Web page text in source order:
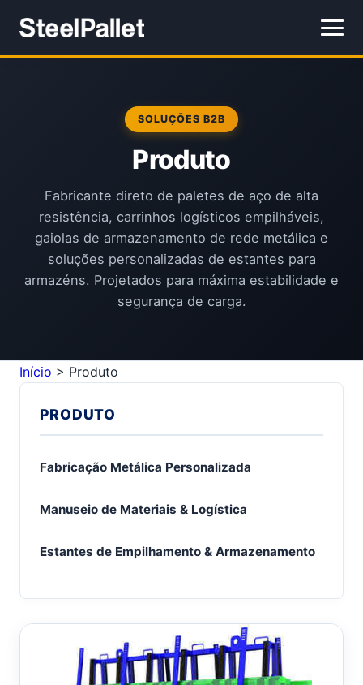
SOLUÇÕES B2B
Produto
Fabricante direto de paletes de aço de alta
resistência, carrinhos logísticos empilháveis,
gaiolas de armazenamento de rede metálica e
soluções personalizadas de estantes para
armazéns. Projetados para máxima estabilidade e
segurança de carga.
Início > Produto
PRODUTO
Fabricação Metálica Personalizada
Manuseio de Materiais & Logística
Estantes de Empilhamento & Armazenamento